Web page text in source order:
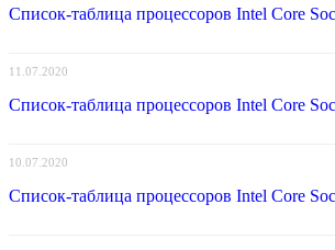
Список-таблица процессоров Intel Core
11.07.2020
Список-таблица процессоров Intel Core
10.07.2020
Список-таблица процессоров Intel Core